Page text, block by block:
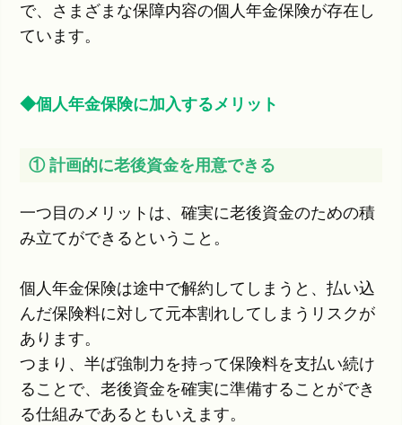
で、さまざまな保障内容の個人年金保険が存在し
ています。
◆個人年金保険に加入するメリット
① 計画的に老後資金を用意できる
一つ目のメリットは、確実に老後資金のための積
み立てができるということ。
個人年金保険は途中で解約してしまうと、払い込
んだ保険料に対して元本割れしてしまうリスクが
あります。
つまり、半ば強制力を持って保険料を支払い続け
ることで、老後資金を確実に準備することができ
る仕組みであるともいえます。